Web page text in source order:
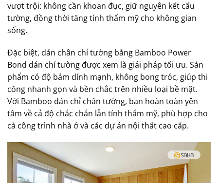
vượt trội: không cần khoan đục, giữ nguyên kết cấu
tường, đồng thời tăng tính thẩm mỹ cho không gian
sống.
Đặc biệt, dán chân chỉ tường bằng Bamboo Power
Bond dán chỉ tường được xem là giải pháp tối ưu. Sản
phẩm có độ bám dính mạnh, không bong tróc, giúp thi
công nhanh gọn và bền chắc trên nhiều loại bề mặt.
Với Bamboo dán chỉ chân tường, bạn hoàn toàn yên
tâm về cả độ chắc chắn lẫn tính thẩm mỹ, phù hợp cho
cả công trình nhà ở và các dự án nội thất cao cấp.